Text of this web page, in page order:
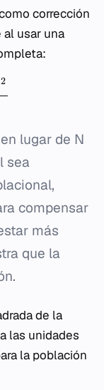
corrección
usar una
2
lugar de N
sea
compensar
más
que la
de la
las unidades
la población